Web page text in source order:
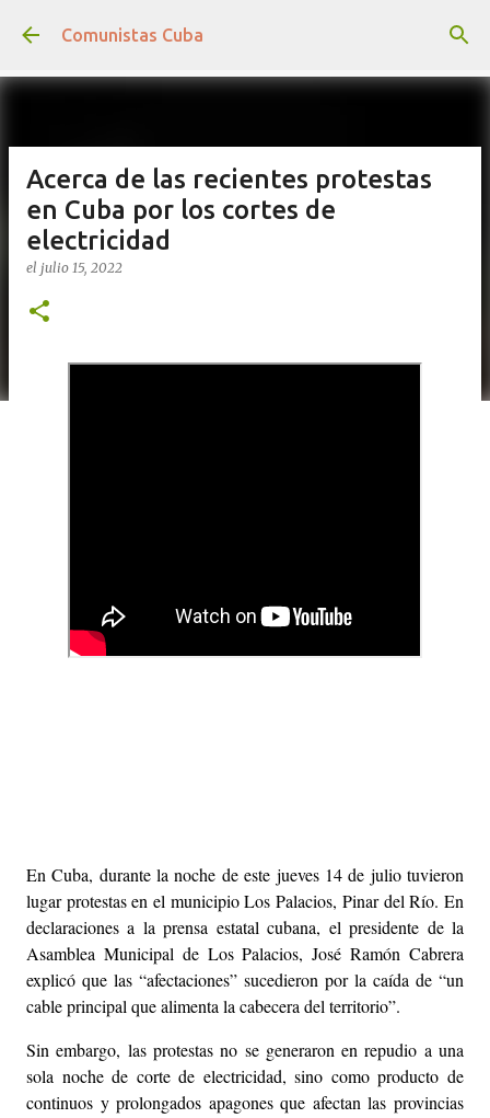
Ir al contenido principal
Comunistas Cuba
Acerca de las recientes protestas
en Cuba por los cortes de
electricidad
el julio 15, 2022
En Cuba, durante la noche de este jueves 14 de julio tuvieron
lugar protestas en el municipio Los Palacios, Pinar del Río. En
declaraciones a la prensa estatal cubana, el presidente de la
Asamblea Municipal de Los Palacios, José Ramón Cabrera
explicó que las “afectaciones” sucedieron por la caída de “un
cable principal que alimenta la cabecera del territorio”.
Sin embargo, las protestas no se generaron en repudio a una
sola noche de corte de electricidad, sino como producto de
continuos y prolongados apagones que afectan las provincias